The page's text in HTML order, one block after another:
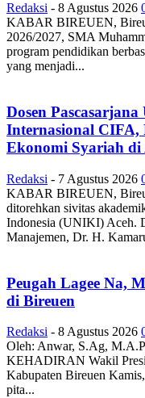
Redaksi - 8 Agustus 2026
KABAR BIREUEN,
2026/2027, SMA
program pendidikan
yang menjadi...
Dosen
Internasional CIFA,
Ekonomi Syariah di
Redaksi - 7 Agustus 2026
KABAR BIREUEN,
ditorehkan sivitas
Indonesia (UNIKI) Aceh.
Manajemen, Dr. H.
Peugah Lagee Na,
di Bireuen
Redaksi - 8 Agustus 2026
Oleh: Anwar, S.Ag,
KEHADIRAN Wakil
Kabupaten Bireuen
pita...